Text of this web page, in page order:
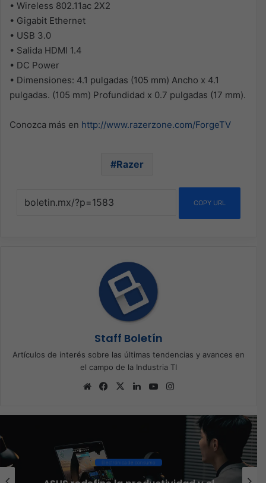
• Wireless 802.11ac 2X2
• Gigabit Ethernet
• USB 3.0
• Salida HDMI 1.4
• DC Power
• Dimensiones: 4.1 pulgadas (105 mm) Ancho x 4.1
pulgadas. (105 mm) Profundidad x 0.7 pulgadas (17 mm).
Conozca más en http://www.razerzone.com/ForgeTV
Razer
COPY URL
Staff Boletín
Artículos de interés sobre las últimas tendencias y avances en
el campo de la Industria TI
Sitio
Facebook
X LinkedInYouTube
Electrónica de consumo